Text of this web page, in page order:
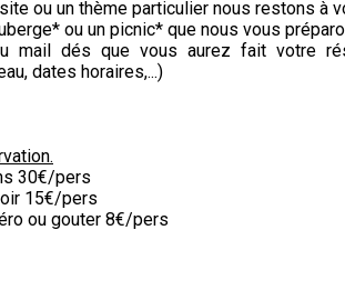
ou un thème particulier nous restons à
ou un picnic* que nous vous
mail dés que vous aurez fait votre
dates horaires,...)
30€/pers
15€/pers
ou gouter 8€/pers